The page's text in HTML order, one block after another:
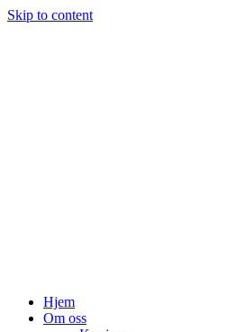
Skip to content
Hjem
Om oss